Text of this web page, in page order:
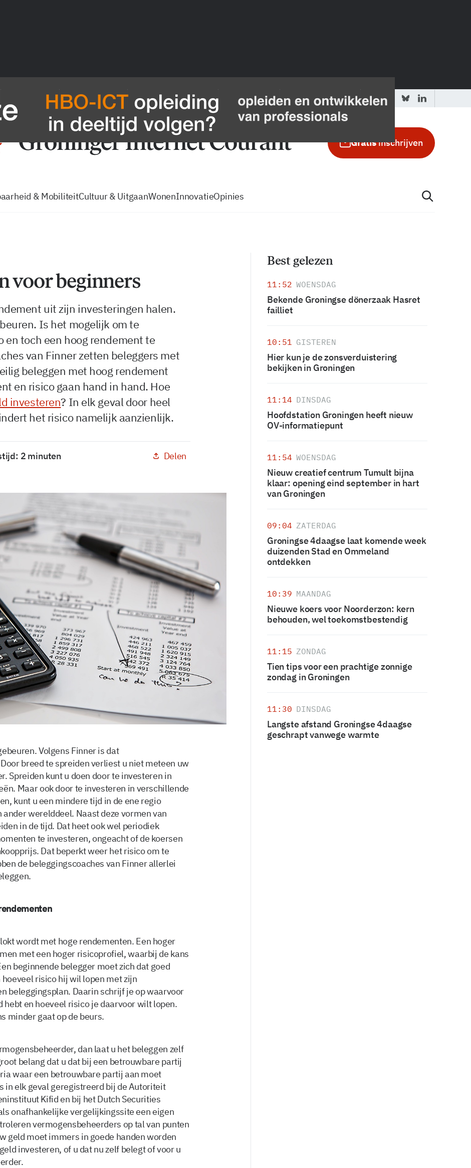
vacatures zo volg je de GIC Tip de redactie Adverteren in de GIC
Gratisinschrijven
& MobiliteitCultuur & UitgaanWonenInnovatieOpinies
voor beginners
uit zijn investeringen halen.
Is het mogelijk om te
toch een hoog rendement te
van Finner zetten beleggers met
beleggen met hoog rendement
en risico gaan hand in hand. Hoe
investeren? In elk geval door heel
het risico namelijk aanzienlijk.
2 minuten Delen
Volgens Finner is dat
breed te spreiden verliest u niet meteen uw
Spreiden kunt u doen door te investeren in
Maar ook door te investeren in verschillende
kunt u een mindere tijd in de ene regio
werelddeel. Naast deze vormen van
in de tijd. Dat heet ook wel periodiek
te investeren, ongeacht of de koersen
Dat beperkt weer het risico om te
de beleggingscoaches van Finner allerlei
wordt met hoge rendementen. Een hoger
met een hoger risicoprofiel, waarbij de kans
beginnende belegger moet zich dat goed
risico hij wil lopen met zijn
beleggingsplan. Daarin schrijf je op waarvoor
hebt en hoeveel risico je daarvoor wilt lopen.
minder gaat op de beurs.
dan laat u het beleggen zelf
belang dat u dat bij een betrouwbare partij
waar een betrouwbare partij aan moet
in elk geval geregistreerd bij de Autoriteit
Kifid en bij het Dutch Securities
onafhankelijke vergelijkingssite een eigen
vermogensbeheerders op tal van punten
geld moet immers in goede handen worden
investeren, of u dat nu zelf belegt of voor u
Best gelezen
11:52 WOENSDAG
Bekende Groningse dönerzaak Hasret
failliet
10:51 GISTEREN
Hier kun je de zonsverduistering
bekijken in Groningen
11:14 DINSDAG
Hoofdstation Groningen heeft nieuw
OV-informatiepunt
11:54 WOENSDAG
Nieuw creatief centrum Tumult bijna
klaar: opening eind september in hart
van Groningen
09:04 ZATERDAG
Groningse 4daagse laat komende week
duizenden Stad en Ommeland
ontdekken
10:39 MAANDAG
Nieuwe koers voor Noorderzon: kern
behouden, wel toekomstbestendig
11:15 ZONDAG
Tien tips voor een prachtige zonnige
zondag in Groningen
11:30 DINSDAG
Langste afstand Groningse 4daagse
geschrapt vanwege warmte